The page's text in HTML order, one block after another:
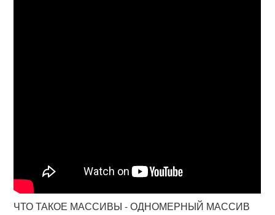
ЧТО ТАКОЕ МАССИВЫ - ОДНОМЕРНЫЙ МАССИВ